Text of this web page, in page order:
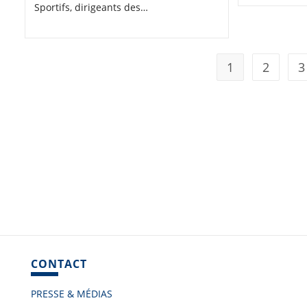
Sportifs, dirigeants des…
1 2 3
CONTACT
PRESSE & MÉDIAS